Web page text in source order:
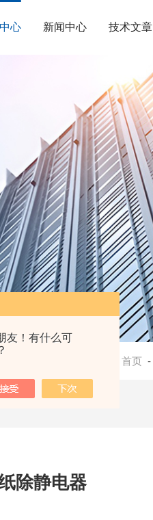
友！有什么可
心 新闻中心 技术文章
首页 -
除静电器